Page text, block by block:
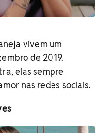
vivem um
de 2019.
elas sempre
nas redes sociais.